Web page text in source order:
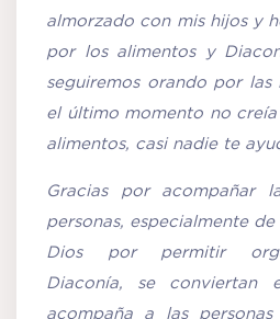
almorzado con mis hijos y
por los alimentos y
seguiremos orando por las
el último momento no
alimentos, casi nadie te
Gracias por acompañar
personas, especialmente de
Dios por permitir
Diaconía, se conviertan
acompaña a las